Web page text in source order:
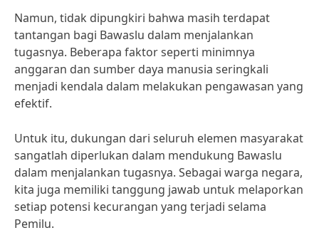
Namun, tidak dipungkiri bahwa masih terdapat
tantangan bagi Bawaslu dalam menjalankan
tugasnya. Beberapa faktor seperti minimnya
anggaran dan sumber daya manusia seringkali
menjadi kendala dalam melakukan pengawasan yang
efektif.
Untuk itu, dukungan dari seluruh elemen masyarakat
sangatlah diperlukan dalam mendukung Bawaslu
dalam menjalankan tugasnya. Sebagai warga negara,
kita juga memiliki tanggung jawab untuk melaporkan
setiap potensi kecurangan yang terjadi selama
Pemilu.